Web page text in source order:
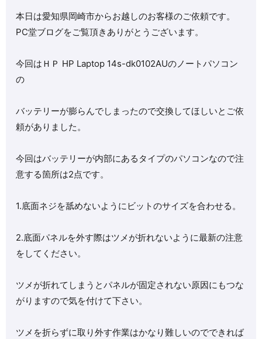
本日は愛知県岡崎市からお越しのお客様のご依頼です。
PC堂ブログをご覧頂きありがとうございます。
今回はＨＰ HP Laptop 14s-dk0102AUのノートパソコン
の
バッテリーが膨らんでしまったので交換してほしいとご依
頼がありました。
今回はバッテリーが内部にあるタイプのパソコンなので注
意する箇所は2点です。
1.底面ネジを舐めないようにビットのサイズを合わせる。
2.底面パネルを外す際はツメが折れないように最新の注意
をしてください。
ツメが折れてしまうとパネルが固定されない原因にもつな
がりますので気を付けて下さい。
ツメを折らずに取り外す作業はかなり難しいのでできれば